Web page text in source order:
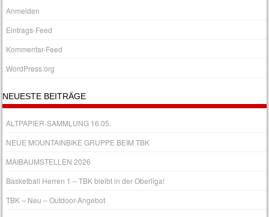
Anmelden
Eintrags-Feed
Kommentar-Feed
WordPress.org
NEUESTE BEITRÄGE
ALTPAPIER-SAMMLUNG 16.05.
NEUE MOUNTAINBIKE GRUPPE BEIM TBK
MAIBAUMSTELLEN 2026
Basketball Herren 1 – TBK bleibt in der Oberliga!
TBK – Neu – Outdoor-Angebot